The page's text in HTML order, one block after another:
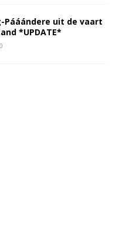
Pááándere uit de vaart
*UPDATE*
0